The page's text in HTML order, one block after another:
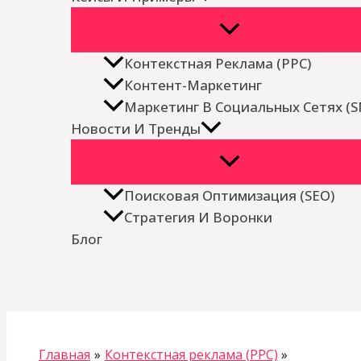
Контекстная Реклама (PPC)
Контент-Маркетинг
Маркетинг В Социальных Сетях
Новости И Тренды
Поисковая Оптимизация (SEO)
Стратегия И Воронки
Блог
Главная Контекстная реклама (PPC)